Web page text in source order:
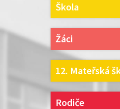
Škola
Žáci
12. Mateřská
Rodiče